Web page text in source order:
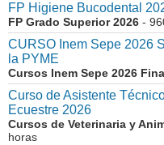
FP Higiene Bucodental
FP Grado Superior 2026 -
CURSO Inem Sepe 2026
la PYME
Cursos Inem Sepe 2026
Curso de Asistente
Ecuestre 2026
Cursos de Veterinaria y
horas